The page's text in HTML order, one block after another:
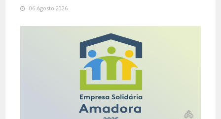
06 Agosto 2026